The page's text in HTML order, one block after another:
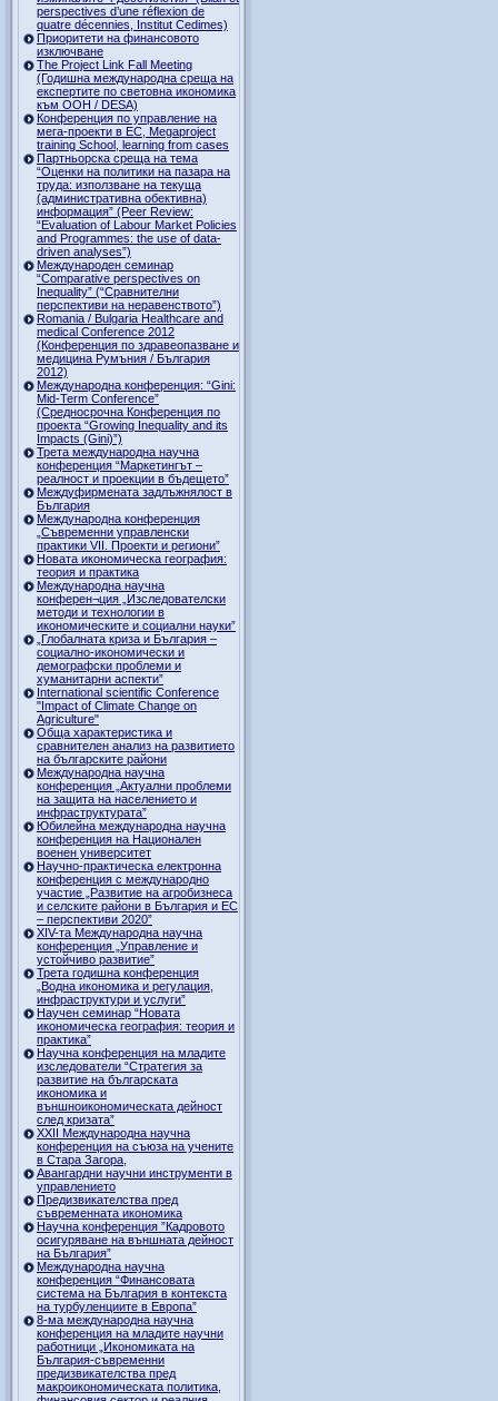
perspectives d’une réflexion de
quatre décennies, Institut Cedimes)
Приоритети на финансовото
изключване
The Project Link Fall Meeting
(Годишна международна среща на
експертите по световна икономика
към ООН / DESA)
Конференция по управление на
мега-проекти в ЕС, Megaproject
training School, learning from cases
Партньорска среща на тема
“Оценки на политики на пазара на
труда: използване на текуща
(административна обективна)
информация” (Peer Review:
“Evaluation of Labour Market Policies
and Programmes: the use of data-
driven analyses”)
Международен семинар
“Comparative perspectives on
Inequality” (“Сравнителни
перспективи на неравенството”)
Romania / Bulgaria Healthcare and
medical Conference 2012
(Конференция по здравеопазване и
медицина Румъния / България
2012)
Международна конференция: “Gini:
Mid-Term Conference”
(Средносрочна Конференция по
проекта “Growing Inequality and its
Impacts (Gini)”)
Трета международна научна
конференция “Маркетингът –
реалност и проекции в бъдещето”
Междуфирмената задлъжнялост в
България
Международна конференция
„Съвременни управленски
практики VII. Проекти и региони”
Новата икономическа география:
теория и практика
Международна научна
конферен¬ция „Изследователски
методи и технологии в
икономическите и социални науки”
„Глобалната криза и България –
социално-икономически и
демографски проблеми и
хуманитарни аспекти”
International scientific Conference
"Impact of Climate Change on
Agriculture"
Обща характеристика и
сравнителен анализ на развитието
на българските райони
Международна научна
конференция „Актуални проблеми
на защита на населението и
инфраструктурата”
Юбилейна международна научна
конференция на Национален
военен университет
Научно-практическа електронна
конференция с международно
участие „Развитие на агробизнеса
и селските райони в България и ЕС
– перспективи 2020”
XIV-та Международна научна
конференция „Управление и
устойчиво развитие”
Трета годишна конференция
„Водна икономика и регулация,
инфраструктури и услуги”
Научен семинар “Новата
икономическа география: теория и
практика”
Научна конференция на младите
изследователи “Стратегия за
развитие на българската
икономика и
външноикономическата дейност
след кризата”
ХХII Международна научна
конференция на съюза на учените
в Стара Загора,
Авангардни научни инструменти в
управлението
Предизвикателства пред
съвременната икономика
Научна конференция ”Кадровото
осигуряване на външната дейност
на България”
Международна научна
конференция “Финансовата
система на България в контекста
на турбуленциите в Европа”
8-ма международна научна
конференция на младите научни
работници „Икономиката на
България-съвременни
предизвикателства пред
макроикономическата политика,